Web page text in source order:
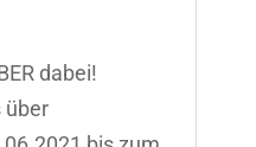
dabei!
über